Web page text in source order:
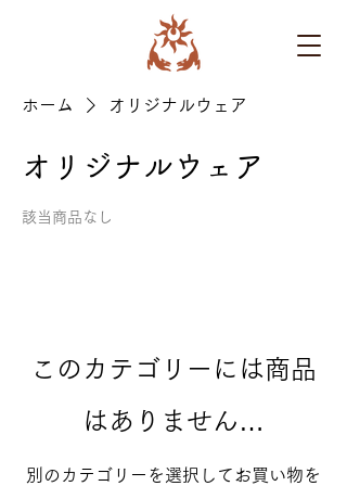
ホーム オリジナルウェア
オリジナルウェア
該当商品なし
このカテゴリーには商品
はありません…
別のカテゴリーを選択してお買い物を